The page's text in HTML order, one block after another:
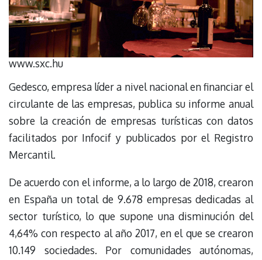
www.sxc.hu
Gedesco, empresa líder a nivel nacional en financiar el
circulante de las empresas, publica su informe anual
sobre la creación de empresas turísticas con datos
facilitados por Infocif y publicados por el Registro
Mercantil.
De acuerdo con el informe, a lo largo de 2018, crearon
en España un total de 9.678 empresas dedicadas al
sector turístico, lo que supone una disminución del
4,64% con respecto al año 2017, en el que se crearon
10.149 sociedades. Por comunidades autónomas,